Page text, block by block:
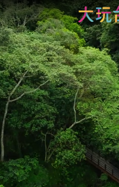
跳
到
主
要
內
容
區
塊